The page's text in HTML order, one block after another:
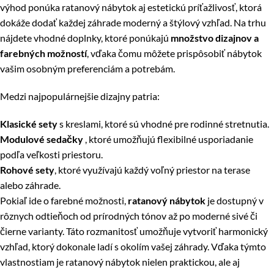
výhod ponúka ratanový nábytok aj estetickú príťažlivosť, ktorá
dokáže dodať každej záhrade moderný a štýlový vzhľad. Na trhu
nájdete vhodné doplnky, ktoré ponúkajú množstvo dizajnov a
farebných možností, vďaka čomu môžete prispôsobiť nábytok
vašim osobným preferenciám a potrebám.
Medzi najpopulárnejšie dizajny patria:
Klasické setys kreslami, ktoré sú vhodné pre rodinné stretnutia.
Modulové sedačky , ktoré umožňujú flexibilné usporiadanie
podľa veľkosti priestoru.
Rohové sety , ktoré využívajú každý voľný priestor na terase
alebo záhrade.
Pokiaľ ide o farebné možnosti, ratanový nábytok je dostupný v
rôznych odtieňoch od prírodných tónov až po moderné sivé či
čierne varianty. Táto rozmanitosť umožňuje vytvoriť harmonický
vzhľad, ktorý dokonale ladí s okolím vašej záhrady. Vďaka týmto
vlastnostiam je ratanový nábytok nielen praktickou, ale aj